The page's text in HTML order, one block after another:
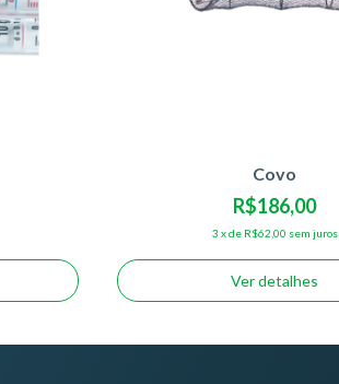
Covo
R$186,00
3 xde R$62,00 sem juros
Ver detalhes